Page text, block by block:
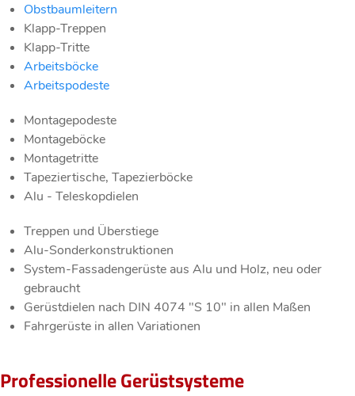
Obstbaumleitern
Klapp-Treppen
Klapp-Tritte
Arbeitsböcke
Arbeitspodeste
Montagepodeste
Montageböcke
Montagetritte
Tapeziertische, Tapezierböcke
Alu - Teleskopdielen
Treppen und Überstiege
Alu-Sonderkonstruktionen
System-Fassadengerüste aus Alu und Holz, neu oder
gebraucht
Gerüstdielen nach DIN 4074 "S 10" in allen Maßen
Fahrgerüste in allen Variationen
Professionelle Gerüstsysteme